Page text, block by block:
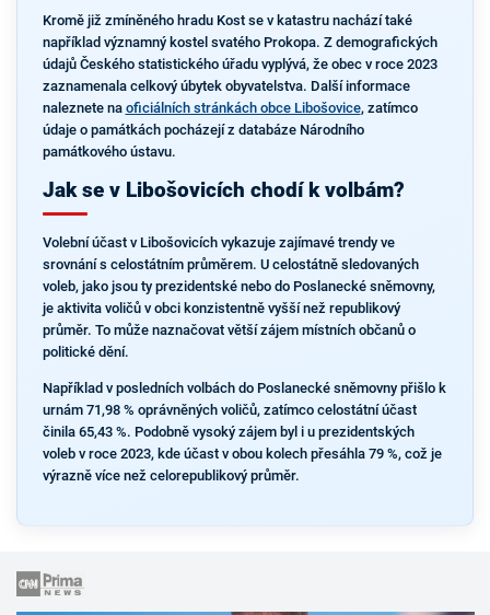
Kromě již zmíněného hradu Kost se v katastru nachází také
například významný kostel svatého Prokopa. Z demografických
údajů Českého statistického úřadu vyplývá, že obec v roce 2023
zaznamenala celkový úbytek obyvatelstva. Další informace
naleznete na oficiálních stránkách obce Libošovice, zatímco
údaje o památkách pocházejí z databáze Národního
památkového ústavu.
Jak se v Libošovicích chodí k volbám?
Volební účast v Libošovicích vykazuje zajímavé trendy ve
srovnání s celostátním průměrem. U celostátně sledovaných
voleb, jako jsou ty prezidentské nebo do Poslanecké sněmovny,
je aktivita voličů v obci konzistentně vyšší než republikový
průměr. To může naznačovat větší zájem místních občanů o
politické dění.
Například v posledních volbách do Poslanecké sněmovny přišlo k
urnám 71,98 % oprávněných voličů, zatímco celostátní účast
činila 65,43 %. Podobně vysoký zájem byl i u prezidentských
voleb v roce 2023, kde účast v obou kolech přesáhla 79 %, což je
výrazně více než celorepublikový průměr.